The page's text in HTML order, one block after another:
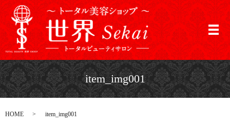
メ
item_img001
HOME item_img001